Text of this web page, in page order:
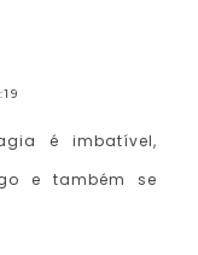
é imbatível,
e também se